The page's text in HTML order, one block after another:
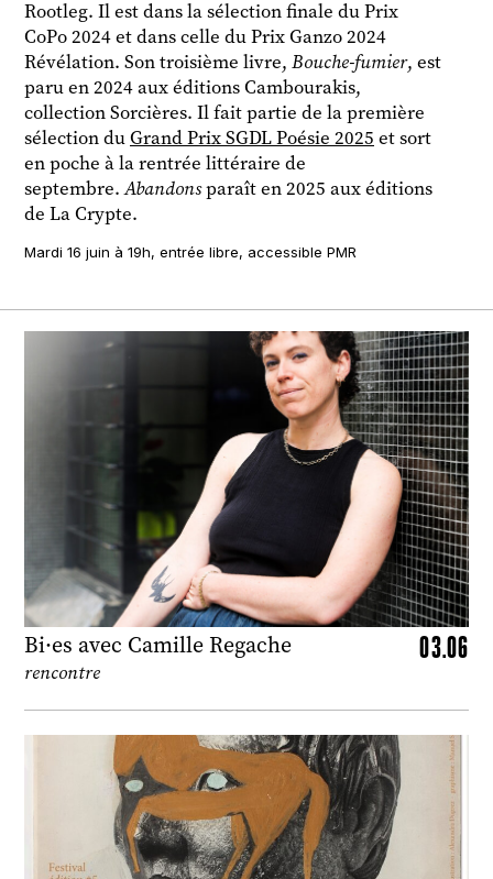
Rootleg. Il est dans la sélection finale du Prix
CoPo 2024 et dans celle du Prix Ganzo 2024
Révélation. Son troisième livre, Bouche-fumier, est
paru en 2024 aux éditions Cambourakis,
collection Sorcières. Il fait partie de la première
sélection duGrand Prix SGDL Poésie 2025 et sort
en poche à la rentrée littéraire de
septembre.Abandonsparaît en 2025 aux éditions
de La Crypte.
Mardi 16 juin à 19h, entrée libre, accessible PMR
Bi·es avec Camille Regache 03.06
rencontre